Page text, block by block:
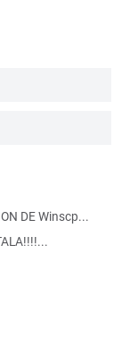
DE Winscp...